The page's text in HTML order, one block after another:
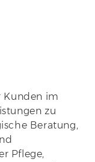
Kunden im
zu
Beratung,
Pflege,